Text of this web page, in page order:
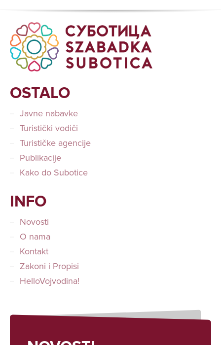
OSTALO
Javne nabavke
Turistički vodiči
Turističke agencije
Publikacije
Kako do Subotice
INFO
Novosti
O nama
Kontakt
Zakoni i Propisi
HelloVojvodina!